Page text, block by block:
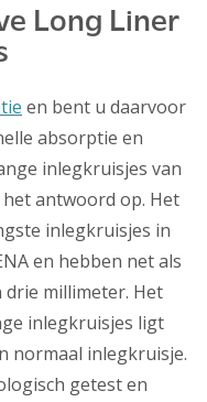
Long Liner
en bent u daarvoor
absorptie en
inlegkruisjes van
antwoord op. Het
inlegkruisjes in
en hebben net als
millimeter. Het
inlegkruisjes ligt
normaal inlegkruisje.
getest en